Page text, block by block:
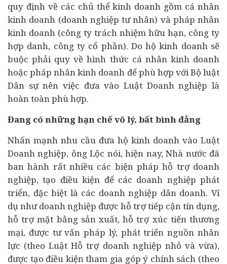
quy định về các chủ thể kinh doanh gồm cá nhân
kinh doanh (doanh nghiệp tư nhân) và pháp nhân
kinh doanh (công ty trách nhiệm hữu hạn, công ty
hợp danh, công ty cổ phần). Do hộ kinh doanh sẽ
buộc phải quy về hình thức cá nhân kinh doanh
hoặc pháp nhân kinh doanh để phù hợp với Bộ luật
Dân sự nên việc đưa vào Luật Doanh nghiệp là
hoàn toàn phù hợp.
Đang có những hạn chế vô lý, bất bình đẳng
Nhấn mạnh nhu cầu đưa hộ kinh doanh vào Luật
Doanh nghiệp, ông Lộc nói, hiện nay, Nhà nước đã
ban hành rất nhiều các biện pháp hỗ trợ doanh
nghiệp, tạo điều kiện để các doanh nghiệp phát
triển, đặc biệt là các doanh nghiệp dân doanh. Ví
dụ như doanh nghiệp được hỗ trợ tiếp cận tín dụng,
hỗ trợ mặt bằng sản xuất, hỗ trợ xúc tiến thương
mại, được tư vấn pháp lý, phát triển nguồn nhân
lực (theo Luật Hỗ trợ doanh nghiệp nhỏ và vừa),
được tạo điều kiện tham gia góp ý chính sách (theo